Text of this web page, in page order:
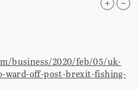
business/2020/feb/05/uk-
ward-off-post-brexit-fishing-